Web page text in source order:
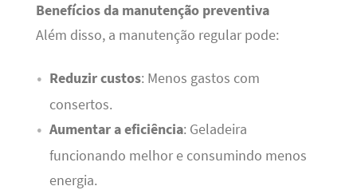
Benefícios da manutenção preventiva
Além disso, a manutenção regular pode:
Reduzir custos: Menos gastos com
consertos.
Aumentar a eficiência: Geladeira
funcionando melhor e consumindo menos
energia.